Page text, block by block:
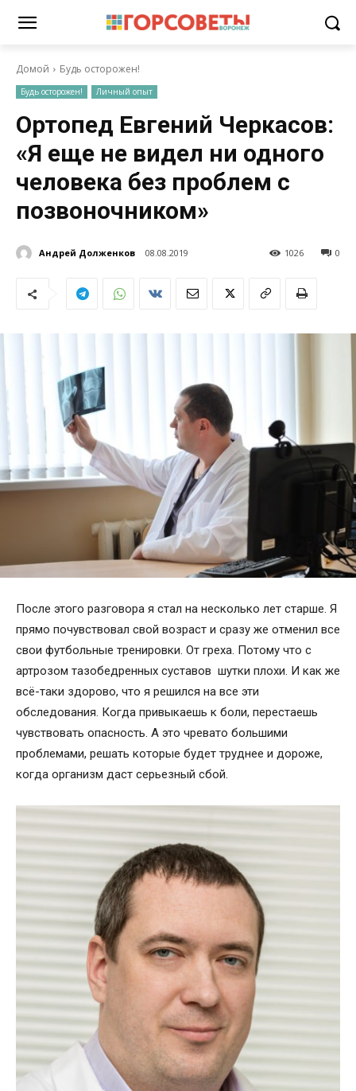
Домой Будь осторожен!
Будь осторожен! Личный опыт
Ортопед Евгений Черкасов:
«Я еще не видел ни одного
человека без проблем с
позвоночником»
Андрей Долженков 08.08.2019 0
1026
После этого разговора я стал на несколько лет старше. Я
прямо почувствовал свой возраст и сразу же отменил все
свои футбольные тренировки. От греха. Потому что с
артрозом тазобедренных суставов шутки плохи. И как же
всё-таки здорово, что я решился на все эти
обследования. Когда привыкаешь к боли, перестаешь
чувствовать опасность. А это чревато большими
проблемами, решать которые будет труднее и дороже,
когда организм даст серьезный сбой.